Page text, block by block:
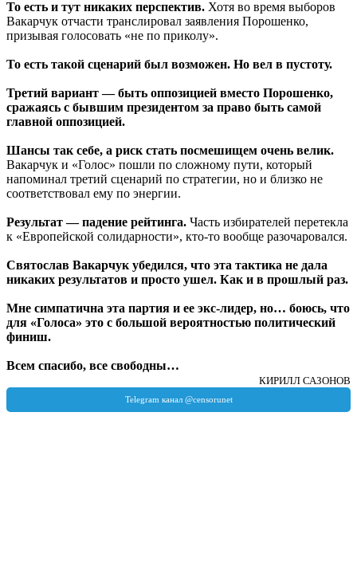
То есть и тут никаких перспектив. Хотя во время выборов
Вакарчук отчасти транслировал заявления Порошенко,
призывая голосовать «не по приколу».
То есть такой сценарий был возможен. Но вел в пустоту.
Третий вариант — быть оппозицией вместо Порошенко,
сражаясь с бывшим президентом за право быть самой
главной оппозицией.
Шансы так себе, а риск стать посмешищем очень велик.
Вакарчук и «Голос» пошли по сложному пути, который
напоминал третий сценарий по стратегии, но и близко не
соответствовал ему по энергии.
Результат — падение рейтинга. Часть избирателей перетекла
к «Европейской солидарности», кто-то вообще разочаровался.
Святослав Вакарчук убедился, что эта тактика не дала
никаких результатов и просто ушел. Как и в прошлый раз.
Мне симпатична эта партия и ее экс-лидер, но… боюсь, что
для «Голоса» это с большой вероятностью политический
финиш.
Всем спасибо, все свободны…
КИРИЛЛ САЗОНОВ